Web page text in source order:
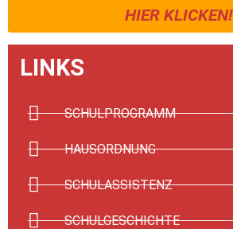
HIER KLICKEN!
LINKS
SCHULPROGRAMM
HAUSORDNUNG
SCHULASSISTENZ
SCHULGESCHICHTE